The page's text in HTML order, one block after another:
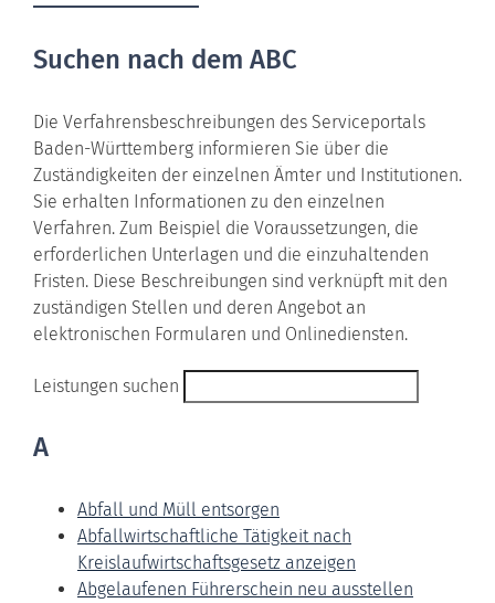
Suchen nach dem ABC
Die Verfahrensbeschreibungen des Serviceportals
Baden-Württemberg informieren Sie über die
Zuständigkeiten der einzelnen Ämter und Institutionen.
Sie erhalten Informationen zu den einzelnen
Verfahren. Zum Beispiel die Voraussetzungen, die
erforderlichen Unterlagen und die einzuhaltenden
Fristen. Diese Beschreibungen sind verknüpft mit den
zuständigen Stellen und deren Angebot an
elektronischen Formularen und Onlinediensten.
Leistungen suchen
A
Abfall und Müll entsorgen
Abfallwirtschaftliche Tätigkeit nach
Kreislaufwirtschaftsgesetz anzeigen
Abgelaufenen Führerschein neu ausstellen